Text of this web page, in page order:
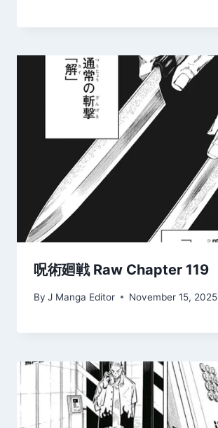
呪術廻戦 Raw Chapter 119
By J Manga Editor November 15, 2025